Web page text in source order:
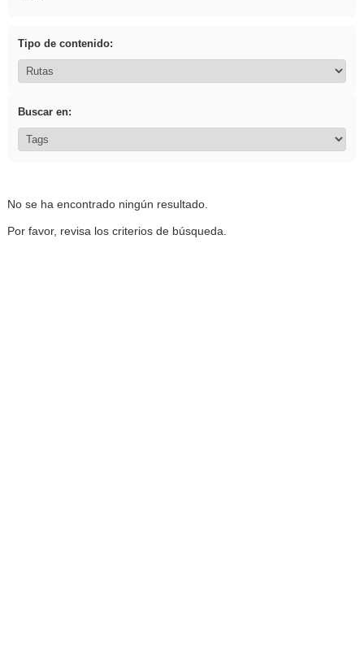
Tipo de contenido:
Buscar en:
No se ha encontrado ningún resultado.
Por favor, revisa los criterios de búsqueda.